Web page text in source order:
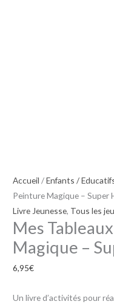
Accueil /Enfants /
Peinture Magique – Super
Livre Jeunesse, Tous les
Mes
Magique –
6,95€
Un livre d’activités pour